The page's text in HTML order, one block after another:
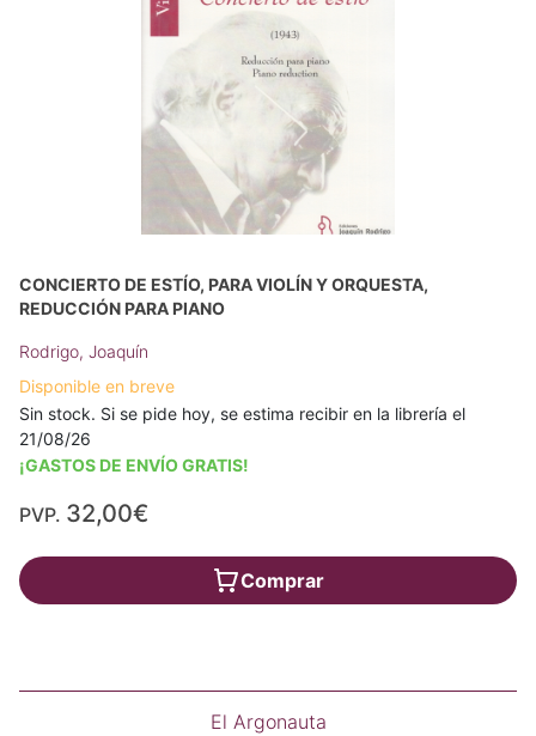
CONCIERTO DE ESTÍO, PARA VIOLÍN Y ORQUESTA,
REDUCCIÓN PARA PIANO
Rodrigo, Joaquín
Disponible en breve
Sin stock. Si se pide hoy, se estima recibir en la librería el
21/08/26
¡GASTOS DE ENVÍO GRATIS!
PVP. 32,00€
Comprar
El Argonauta